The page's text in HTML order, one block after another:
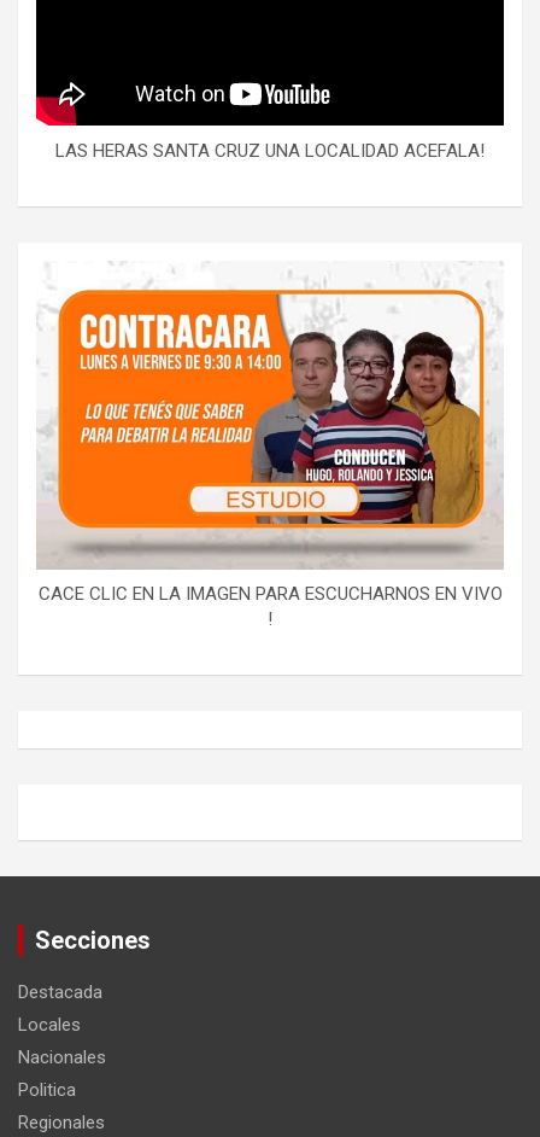
LAS HERAS SANTA CRUZ UNA LOCALIDAD ACEFALA!
CACE CLIC EN LA IMAGEN PARA ESCUCHARNOS EN VIVO
!
Secciones
Destacada
Locales
Nacionales
Politica
Regionales